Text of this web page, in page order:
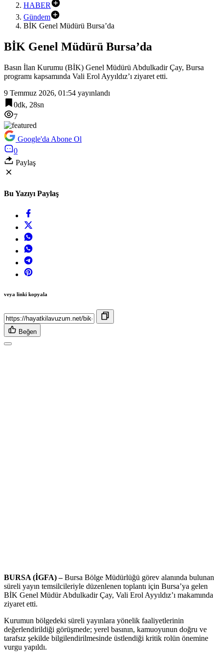
HABER
Gündem
BİK Genel Müdürü Bursa’da
BİK Genel Müdürü Bursa’da
Basın İlan Kurumu (BİK) Genel Müdürü Abdulkadir Çay, Bursa
programı kapsamında Vali Erol Ayyıldız’ı ziyaret etti.
9 Temmuz 2026, 01:54 yayınlandı
0dk, 28sn
7
Google'da Abone Ol
0
Paylaş
Bu Yazıyı Paylaş
veya linki kopyala
Beğen
BURSA (İGFA) –Bursa Bölge Müdürlüğü görev alanında bulunan
süreli yayın temsilcileriyle düzenlenen toplantı için Bursa’ya gelen
BİK Genel Müdür Abdulkadir Çay, Vali Erol Ayyıldız’ı makamında
ziyaret etti.
Kurumun bölgedeki süreli yayınlara yönelik faaliyetlerinin
değerlendirildiği görüşmede; yerel basının, kamuoyunun doğru ve
tarafsız şekilde bilgilendirilmesinde üstlendiği kritik rolün önemine
vurgu yapıldı.